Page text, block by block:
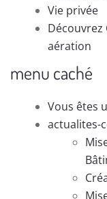
Vie privée
Découvrez
aération
menu caché
Vous êtes
actualites-